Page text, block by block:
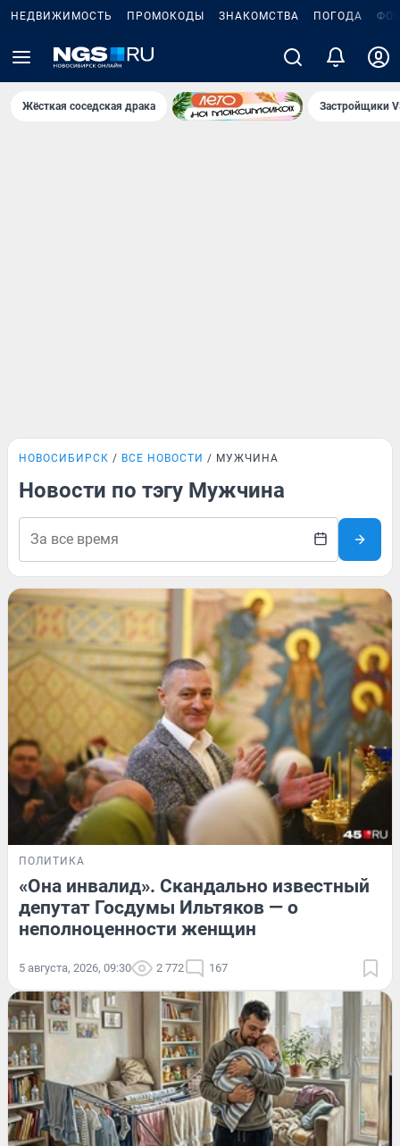
НЕДВИЖИМОСТЬ ПРОМОКОДЫ ЗНАКОМСТВА ПОГОДА
Жёсткая соседская драка Застройщики
НОВОСИБИРСК ВСЕ НОВОСТИ МУЖЧИНА
Новости по тэгу Мужчина
ПОЛИТИКА
«Она инвалид». Скандально известный
депутат Госдумы Ильтяков — о
неполноценности женщин
5 августа, 2026, 09:30 2 772 167